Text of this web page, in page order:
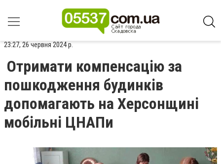
23:27, 26 червня 2024 р.
Отримати компенсацію за
пошкодження будинків
допомагають на Херсонщині
мобільні ЦНАПи